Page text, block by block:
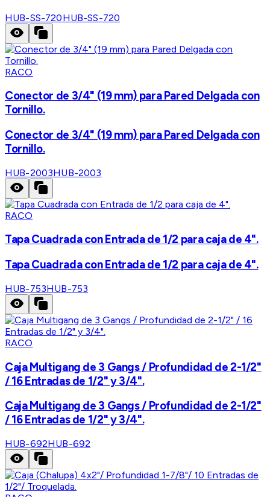
HUB-SS-720HUB-SS-720
RACO
Conector de 3/4" (19 mm) para Pared Delgada con
Tornillo.
Conector de 3/4" (19 mm) para Pared Delgada con
Tornillo.
HUB-2003HUB-2003
RACO
Tapa Cuadrada con Entrada de 1/2 para caja de 4".
Tapa Cuadrada con Entrada de 1/2 para caja de 4".
HUB-753HUB-753
RACO
Caja Multigang de 3 Gangs / Profundidad de 2-1/2"
/ 16 Entradas de 1/2" y 3/4".
Caja Multigang de 3 Gangs / Profundidad de 2-1/2"
/ 16 Entradas de 1/2" y 3/4".
HUB-692HUB-692